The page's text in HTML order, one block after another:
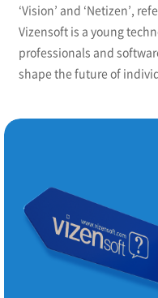
‘Vision’ and ‘Netizen’,
Vizensoft is a young
professionals and
shape the future of